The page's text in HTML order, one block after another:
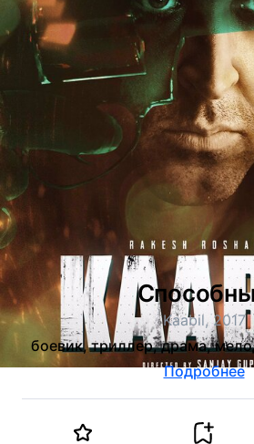
Kaabil, 2017
боевик, триллер, драма,
Подробнее